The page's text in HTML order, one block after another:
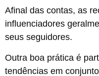
Afinal das contas, as
influenciadores
seus seguidores.
Outra boa prática é
tendências em